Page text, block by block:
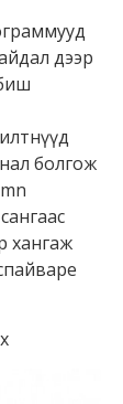
дээр
болгож
хангаж